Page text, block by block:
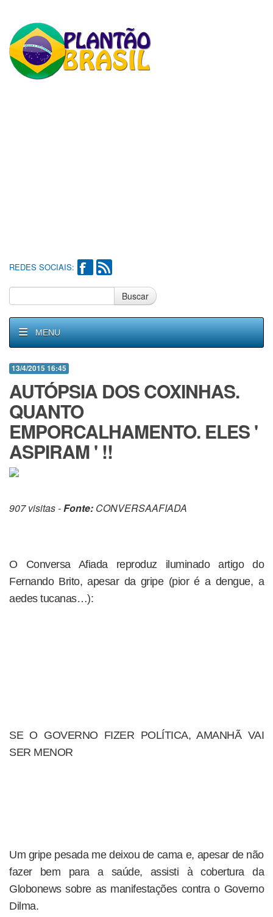
REDES SOCIAIS:
Buscar
MENU
13/4/2015 16:45
AUTÓPSIA DOS COXINHAS.
QUANTO
EMPORCALHAMENTO. ELES '
ASPIRAM ' !!
907 visitas -Fonte: CONVERSAAFIADA
O Conversa Afiada reproduz iluminado artigo do
Fernando Brito, apesar da gripe (pior é a dengue, a
aedes tucanas…):
SE O GOVERNO FIZER POLÍTICA, AMANHÃ VAI
SER MENOR
Um gripe pesada me deixou de cama e, apesar de não
fazer bem para a saúde, assisti à cobertura da
Globonews sobre as manifestações contra o Governo
Dilma.